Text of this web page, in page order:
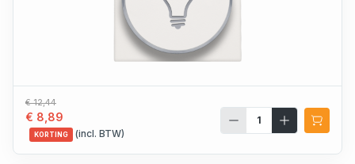
€ 12,44
€ 8,89
KORTING (incl. BTW)